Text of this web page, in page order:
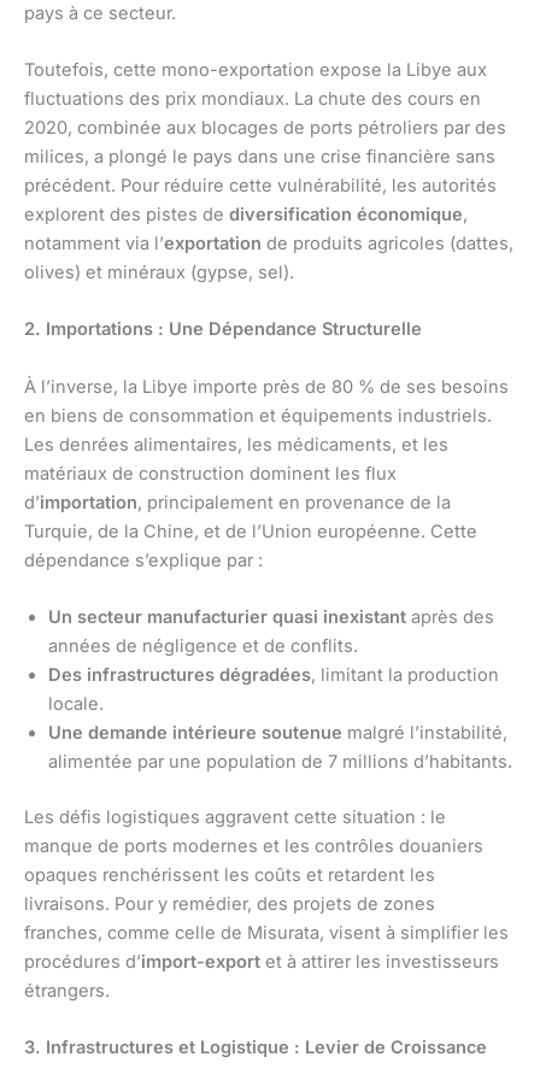
pays à ce secteur.
Toutefois, cette mono-exportation expose la Libye aux
fluctuations des prix mondiaux. La chute des cours en
2020, combinée aux blocages de ports pétroliers par des
milices, a plongé le pays dans une crise financière sans
précédent. Pour réduire cette vulnérabilité, les autorités
explorent des pistes de diversification économique,
notamment via l’exportation de produits agricoles (dattes,
olives) et minéraux (gypse, sel).
2. Importations : Une Dépendance Structurelle
À l’inverse, la Libye importe près de 80 % de ses besoins
en biens de consommation et équipements industriels.
Les denrées alimentaires, les médicaments, et les
matériaux de construction dominent les flux
d’importation, principalement en provenance de la
Turquie, de la Chine, et de l’Union européenne. Cette
dépendance s’explique par :
Un secteur manufacturier quasi inexistant après des
années de négligence et de conflits.
Des infrastructures dégradées, limitant la production
locale.
Une demande intérieure soutenue malgré l’instabilité,
alimentée par une population de 7 millions d’habitants.
Les défis logistiques aggravent cette situation : le
manque de ports modernes et les contrôles douaniers
opaques renchérissent les coûts et retardent les
livraisons. Pour y remédier, des projets de zones
franches, comme celle de Misurata, visent à simplifier les
procédures d’import-export et à attirer les investisseurs
étrangers.
3. Infrastructures et Logistique : Levier de Croissance